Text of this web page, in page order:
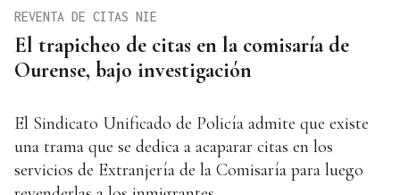
El trapicheo de citas en la comisaría de
Ourense, bajo investigación
REVENTA DE CITAS NIE
El Sindicato Unificado de Policía admite que existe
una trama que se dedica a acaparar citas en los
servicios de Extranjería de la Comisaría para luego